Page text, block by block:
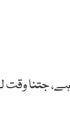
جتنا وقت